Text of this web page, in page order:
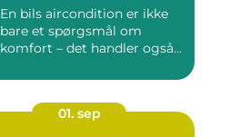
En bils aircondition er ikke
bare et spørgsmål om
komfort – det handler også...
01. sep